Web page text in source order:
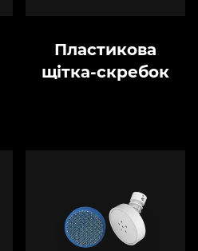
Пластикова
щітка-скребок